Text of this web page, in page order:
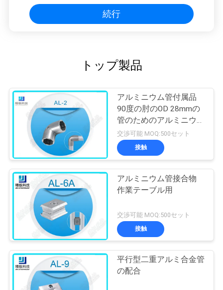
続行
トップ製品
アルミニウム管付属品
90度の肘のOD 28mmの
管のためのアルミニウム
管の接合箇所
交渉可能 MOQ:500セット
接触
アルミニウム管接合物
作業テーブル用
交渉可能 MOQ:500セット
接触
平行型二重アルミ合金管
の配合